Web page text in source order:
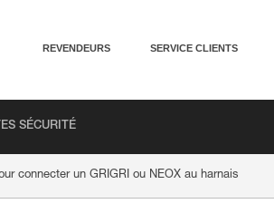
REVENDEURS SERVICE CLIENTS
SÉCURITÉ
connecter un GRIGRI ou NEOX au harnais